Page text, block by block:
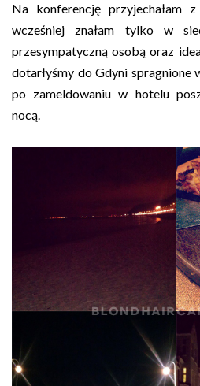
Na konferencję przyjechałam
wcześniej znałam tylko w
przesympatyczną osobą oraz
dotarłyśmy do Gdyni spragnione
po zameldowaniu w hotelu
nocą.